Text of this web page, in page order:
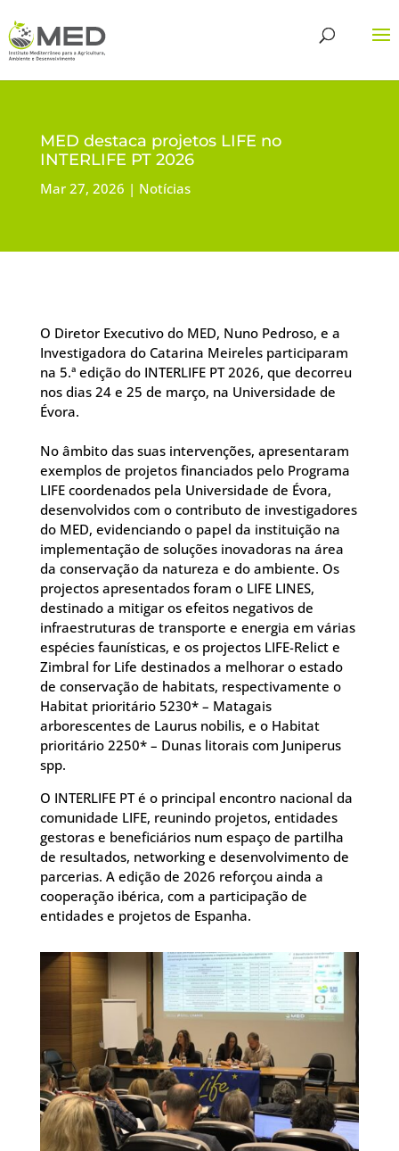
MED destaca projetos LIFE no
INTERLIFE PT 2026
Mar 27, 2026 Notícias
O Diretor Executivo do MED, Nuno Pedroso, e a
Investigadora do Catarina Meireles participaram
na 5.ª edição do INTERLIFE PT 2026, que decorreu
nos dias 24 e 25 de março, na Universidade de
Évora.
No âmbito das suas intervenções, apresentaram
exemplos de projetos financiados pelo Programa
LIFE coordenados pela Universidade de Évora,
desenvolvidos com o contributo de investigadores
do MED, evidenciando o papel da instituição na
implementação de soluções inovadoras na área
da conservação da natureza e do ambiente. Os
projectos apresentados foram o LIFE LINES,
destinado a mitigar os efeitos negativos de
infraestruturas de transporte e energia em várias
espécies faunísticas, e os projectos LIFE-Relict e
Zimbral for Life destinados a melhorar o estado
de conservação de habitats, respectivamente o
Habitat prioritário 5230* – Matagais
arborescentes de Laurus nobilis, e o Habitat
prioritário 2250* – Dunas litorais com Juniperus
spp.
O INTERLIFE PT é o principal encontro nacional da
comunidade LIFE, reunindo projetos, entidades
gestoras e beneficiários num espaço de partilha
de resultados, networking e desenvolvimento de
parcerias. A edição de 2026 reforçou ainda a
cooperação ibérica, com a participação de
entidades e projetos de Espanha.